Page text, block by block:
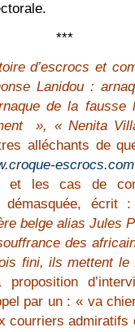
***
d’escrocs et
Lanidou :
de la
», « Nenita
alléchants de
escrocs.com
et les cas de
démasquée, écrit :
belge alias Jules
des
fini, ils mettent
par un : « va
courriers